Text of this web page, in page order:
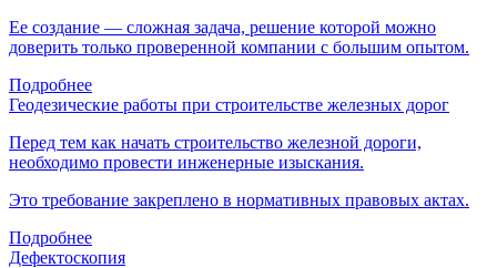
Ее создание — сложная задача, решение которой можно
доверить только проверенной компании с большим опытом.
Подробнее
Геодезические работы при строительстве железных дорог
Перед тем как начать строительство железной дороги,
необходимо провести инженерные изыскания.
Это требование закреплено в нормативных правовых актах.
Подробнее
Дефектоскопия